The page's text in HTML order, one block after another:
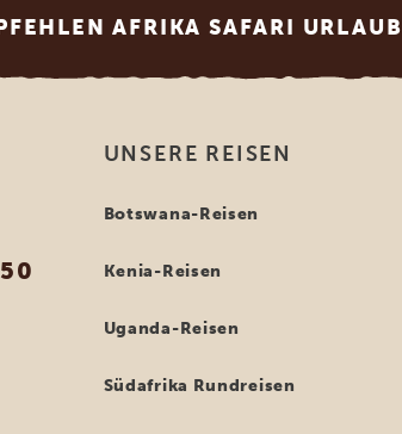
AFRIKA SAFARI URLAUB
UNSERE REISEN
Botswana-Reisen
Kenia-Reisen
Uganda-Reisen
Südafrika Rundreisen